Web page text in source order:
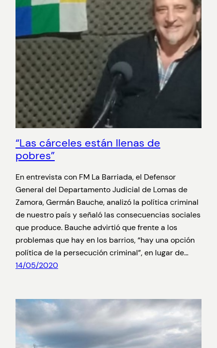
“Las cárceles están llenas de
pobres”
En entrevista con FM La Barriada, el Defensor
General del Departamento Judicial de Lomas de
Zamora, Germán Bauche, analizó la política criminal
de nuestro país y señaló las consecuencias sociales
que produce. Bauche advirtió que frente a los
problemas que hay en los barrios, “hay una opción
política de la persecución criminal”, en lugar de…
14/05/2020